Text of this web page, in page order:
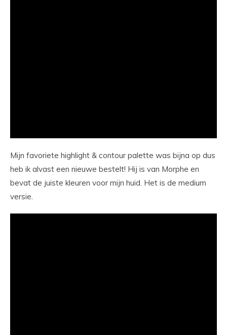
Mijn favoriete highlight & contour palette was bijna op dus
heb ik alvast een nieuwe bestelt! Hij is van Morphe en
bevat de juiste kleuren voor mijn huid. Het is de medium
versie.